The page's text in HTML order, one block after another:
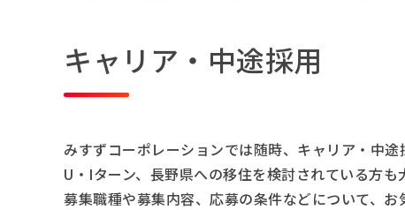
キャリア・中途採用
みすずコーポレーションでは随時、キャリア・中
U・Iターン、長野県への移住を検討されている方も
募集職種や募集内容、応募の条件などについて、お